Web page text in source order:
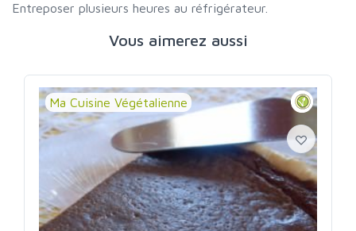
Entreposer plusieurs heures au réfrigérateur.
Vous aimerez aussi
Ma Cuisine Végétalienne